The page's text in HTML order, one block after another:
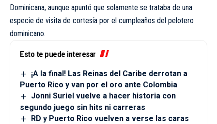
Dominicana, aunque apuntó que solamente se trataba de una
especie de visita de cortesía por el cumpleaños del pelotero
dominicano.
Esto te puede interesar
¡A la final! Las Reinas del Caribe derrotan a
Puerto Rico y van por el oro ante Colombia
Jonni Suriel vuelve a hacer historia con
segundo juego sin hits ni carreras
RD y Puerto Rico vuelven a verse las caras